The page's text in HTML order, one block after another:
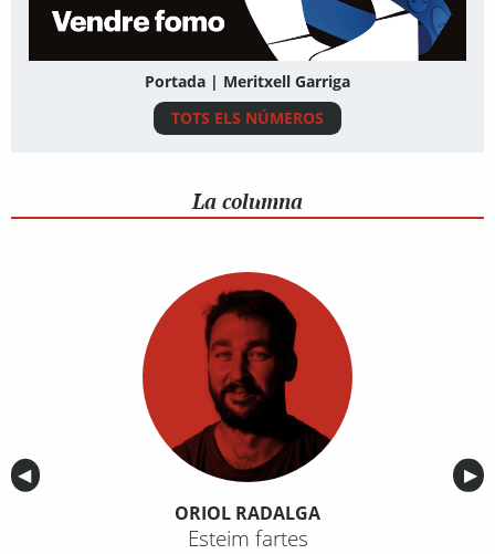
Portada | Meritxell Garriga
TOTS ELS NÚMEROS
La columna
Anterior
◀︎ ▶︎
ORIOL RADALGA
Esteim fartes